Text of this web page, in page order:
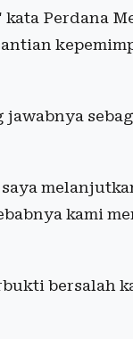
Perdana
kami
bersalah